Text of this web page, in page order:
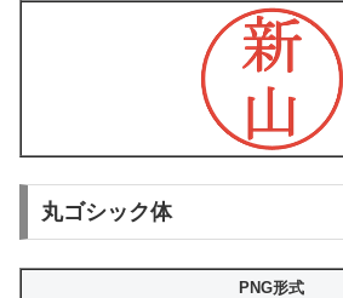
丸ゴシック体
PNG形式